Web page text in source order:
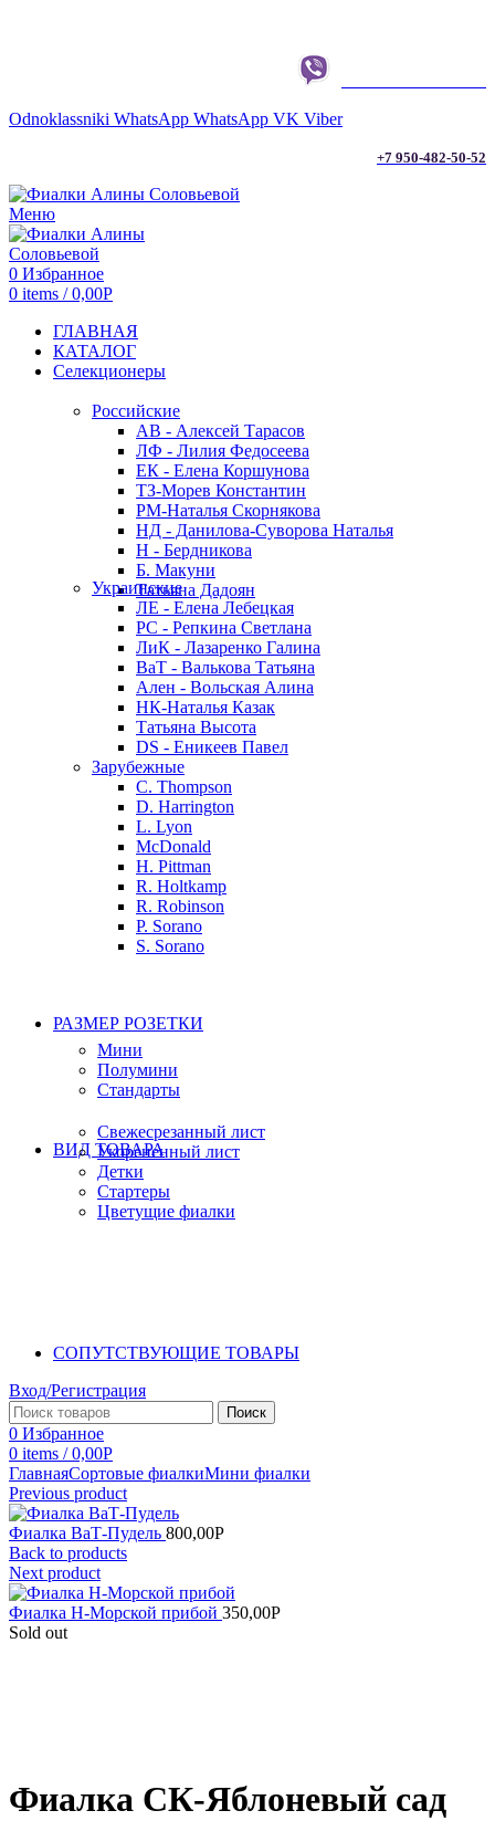
Odnoklassniki WhatsApp WhatsApp VK Viber
+7 950-482-50-52
Меню
0 Избранное
0 items / 0,00Р
ГЛАВНАЯ
КАТАЛОГ
Селекционеры
Российские
АВ - Алексей Тарасов
ЛФ - Лилия Федосеева
ЕК - Елена Коршунова
ТЗ-Морев Константин
РМ-Наталья Скорнякова
НД - Данилова-Суворова Наталья
Н - Бердникова
Б. Макуни
Татьяна Дадоян
Украинские
ЛЕ - Елена Лебецкая
РС - Репкина Светлана
ЛиК - Лазаренко Галина
ВаТ - Валькова Татьяна
Ален - Вольская Алина
НК-Наталья Казак
Татьяна Высота
DS - Еникеев Павел
Зарубежные
C. Thompson
D. Harrington
L. Lyon
McDonald
H. Pittman
R. Holtkamp
R. Robinson
P. Sorano
S. Sorano
РАЗМЕР РОЗЕТКИ
Мини
Полумини
Стандарты
ВИД ТОВАРА
Свежесрезанный лист
Укорененный лист
Детки
Стартеры
Цветущие фиалки
СОПУТСТВУЮЩИЕ ТОВАРЫ
Вход/Регистрация
Поиск
0 Избранное
0 items / 0,00Р
ГлавнаяСортовые фиалкиМини фиалки
Previous product
Фиалка ВаТ-Пудель 800,00Р
Back to products
Next product
Фиалка Н-Морской прибой 350,00Р
Sold out
Фиалка СК-Яблоневый сад